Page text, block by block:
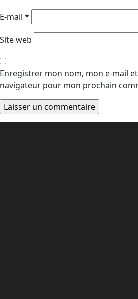
E-mail *
Site web
Enregistrer mon nom, mon e-mail
navigateur pour mon prochain